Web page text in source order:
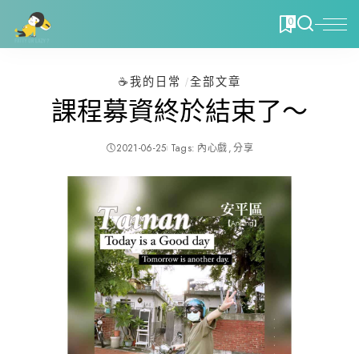
0
☕️我的日常 全部文章
課程募資終於結束了～
2021-06-25 Tags: 內心戲 分享